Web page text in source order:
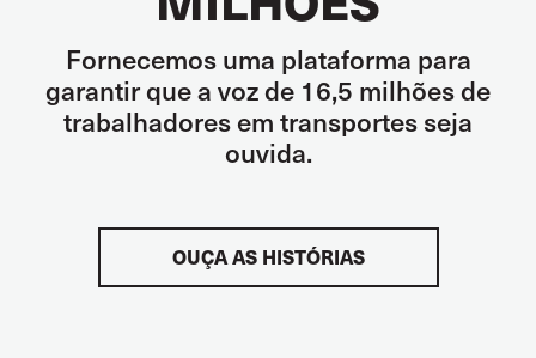
Fornecemos uma plataforma para
garantir que a voz de 16,5 milhões de
trabalhadores em transportes seja
ouvida.
OUÇA AS HISTÓRIAS